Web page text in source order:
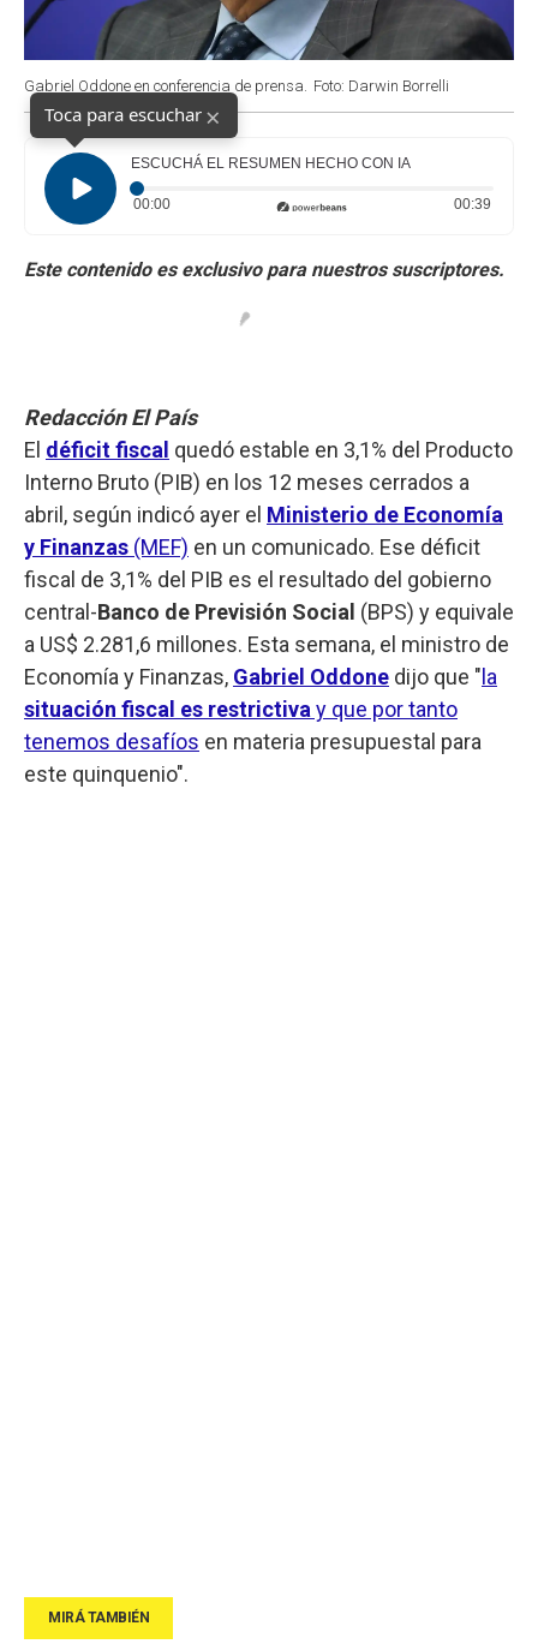
Gabriel Oddone en conferencia de prensa. Foto: Darwin Borrelli
Toca para escuchar ×
ESCUCHÁ EL RESUMEN HECHO CON IA
00:00Tiempo transcurrido: 0 segundos 00:39
Redacción El País
El déficit fiscal quedó estable en 3,1% del Producto
Interno Bruto (PIB) en los 12 meses cerrados a
abril, según indicó ayer el Ministerio de Economía
y Finanzas (MEF) en un comunicado. Ese déficit
fiscal de 3,1% del PIB es el resultado del gobierno
central-Banco de Previsión Social (BPS) y equivale
a US$ 2.281,6 millones. Esta semana, el ministro de
Economía y Finanzas, Gabriel Oddone dijo que " la
situación fiscal es restrictiva y que por tanto
tenemos desafíos en materia presupuestal para
este quinquenio".